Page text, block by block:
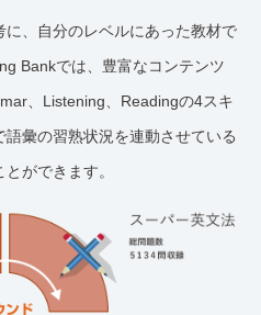
、自分のレベルにあった教材で
Bankでは、豊富なコンテンツ
、Listening、Readingの4スキ
彙の習熟状況を連動させている
ができます。